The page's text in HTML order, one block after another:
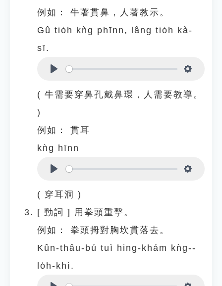
例如：
牛著貫鼻，人著教示。
Gû tio̍h kǹg phīnn, lâng tio̍h kà-
sī.
( 牛需要穿鼻孔戴鼻環，人需要教導。
)
例如：
貫耳
kǹg hīnn
( 穿耳洞 )
[ 動詞 ] 用拳頭重擊。
例如：
拳頭拇對胸坎貫落去。
Kûn-thâu-bú tuì hing-khám kǹg--
lo̍h-khì.